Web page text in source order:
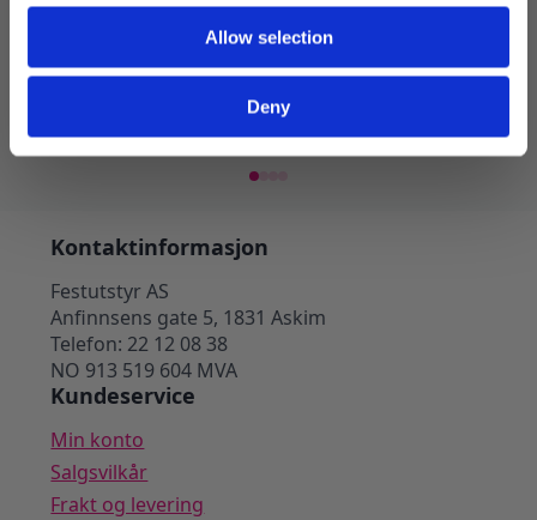
Allow selection
Deny
Papptallerkener 23cm, Sonic – 8
69kr
Legg I Handlekurv
69kr
Kontaktinformasjon
Festutstyr AS
Anfinnsens gate 5, 1831 Askim
Telefon: 22 12 08 38
NO 913 519 604 MVA
Kundeservice
Min konto
Salgsvilkår
Frakt og levering